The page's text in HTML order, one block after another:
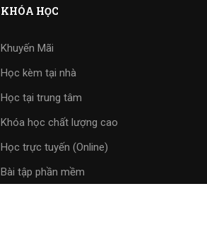
KHÓA HỌC
Khuyến Mãi
Học kèm tại nhà
Học tại trung tâm
Khóa học chất lượng cao
Học trực tuyến (Online)
Bài tập phần mềm